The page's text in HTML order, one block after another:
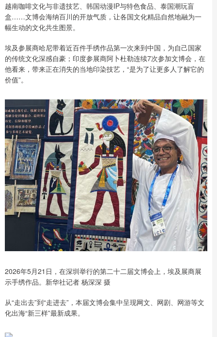
越南咖啡文化与非遗技艺、韩国动漫IP与特色食品、泰国潮玩盲
盒……文博会海纳百川的开放气质，让各国文化精品自然地融为一
幅生动的文化共生图景。
埃及参展商哈尼带着近百件手绣作品第一次来到中国，为自己国家
的传统文化深感自豪；印度参展商阿卜杜勒连续7次参加文博会，在
他看来，带来正在消失的当地印染技艺，“是为了让更多人了解它的
价值”。
2026年5月21日，在深圳举行的第二十二届文博会上，埃及展商展
示手绣作品。新华社记者 杨深深 摄
从“走出去”到“走进去”，本届文博会集中呈现网文、网剧、网游等文
化出海“新三样”最新成果。